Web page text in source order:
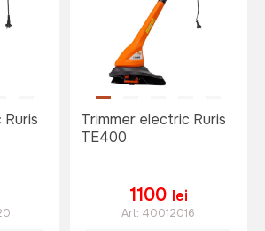
Trimmer electric Ruris
TE400
1100 lei
Art: 40012016